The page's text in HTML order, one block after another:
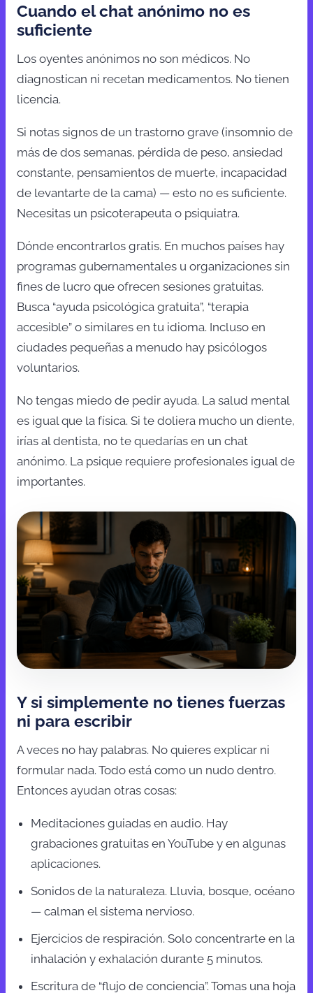
Cuando el chat anónimo no es
suficiente
Los oyentes anónimos no son médicos. No
diagnostican ni recetan medicamentos. No tienen
licencia.
Si notas signos de un trastorno grave (insomnio de
más de dos semanas, pérdida de peso, ansiedad
constante, pensamientos de muerte, incapacidad
de levantarte de la cama) — esto no es suficiente.
Necesitas un psicoterapeuta o psiquiatra.
Dónde encontrarlos gratis. En muchos países hay
programas gubernamentales u organizaciones sin
fines de lucro que ofrecen sesiones gratuitas.
Busca “ayuda psicológica gratuita”, “terapia
accesible” o similares en tu idioma. Incluso en
ciudades pequeñas a menudo hay psicólogos
voluntarios.
No tengas miedo de pedir ayuda. La salud mental
es igual que la física. Si te doliera mucho un diente,
irías al dentista, no te quedarías en un chat
anónimo. La psique requiere profesionales igual de
importantes.
Y si simplemente no tienes fuerzas
ni para escribir
A veces no hay palabras. No quieres explicar ni
formular nada. Todo está como un nudo dentro.
Entonces ayudan otras cosas:
Meditaciones guiadas en audio. Hay
grabaciones gratuitas en YouTube y en algunas
aplicaciones.
Sonidos de la naturaleza. Lluvia, bosque, océano
— calman el sistema nervioso.
Ejercicios de respiración. Solo concentrarte en la
inhalación y exhalación durante 5 minutos.
Escritura de “flujo de conciencia”. Tomas una hoja